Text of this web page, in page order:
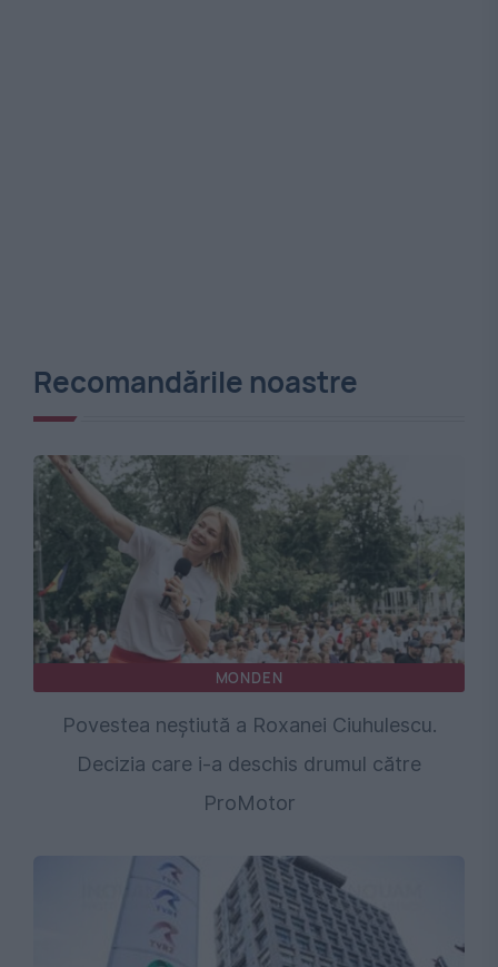
Recomandările noastre
MONDEN
Povestea neștiută a Roxanei Ciuhulescu.
Decizia care i-a deschis drumul către
ProMotor